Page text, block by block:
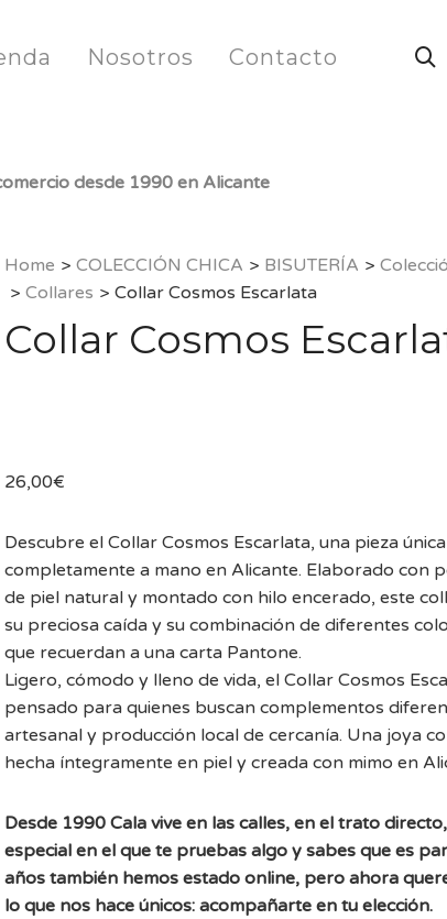
Nosotros Contacto
desde 1990 en Alicante
Home > COLECCIÓN CHICA > BISUTERÍA >
> Collares > Collar Cosmos Escarlata
Collar Cosmos
26,00€
Descubre el Collar Cosmos Escarlata, una pieza
completamente a mano en Alicante. Elaborado con
de piel natural y montado con hilo encerado, este
su preciosa caída y su combinación de diferentes
que recuerdan a una carta Pantone.
Ligero, cómodo y lleno de vida, el Collar Cosmos
pensado para quienes buscan complementos
artesanal y producción local de cercanía. Una joya
hecha íntegramente en piel y creada con mimo en
Desde 1990 Cala vive en las calles, en el trato
especial en el que te pruebas algo y sabes que es
años también hemos estado online, pero ahora
lo que nos hace únicos: acompañarte en tu elección.